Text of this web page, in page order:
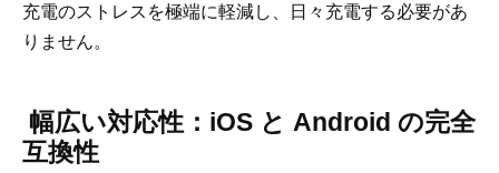
充電のストレスを極端に軽減し、日々充電する必要があ
りません。
幅広い対応性：iOS と Android の完全
互換性